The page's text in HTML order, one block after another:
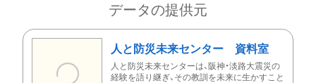
データの提供元
人と防災未来センター 資料室
人と防災未来センターは、阪神・淡路大震災の
経験を語り継ぎ、その教訓を未来に生かすこと